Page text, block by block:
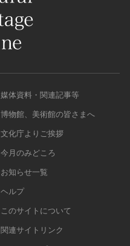
媒体資料・関連記事等
博物館、美術館の皆さまへ
文化庁よりご挨拶
今月のみどころ
お知らせ一覧
ヘルプ
このサイトについて
関連サイトリンク